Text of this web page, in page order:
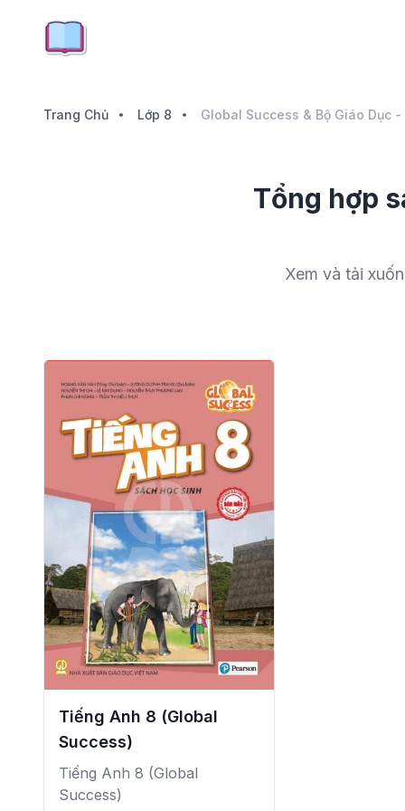
Trang Chủ Lớp 8 Global Success & Bộ Giáo Dục
Tổng hợp
Xem và tải
Tiếng Anh 8 (Global
Success)
Tiếng Anh 8 (Global
Success)